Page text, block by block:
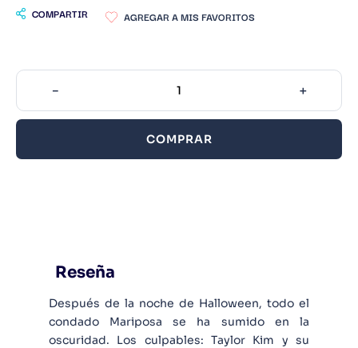
COMPARTIR
＋
－
COMPRAR
Reseña
Después de la noche de Halloween, todo el
condado Mariposa se ha sumido en la
oscuridad. Los culpables: Taylor Kim y su